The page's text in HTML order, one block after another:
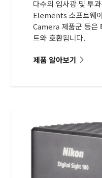
다수의 입사광 및 투
Elements 소프트웨
Camera 제품군 등은
트와 호환됩니다.
제품 알아보기